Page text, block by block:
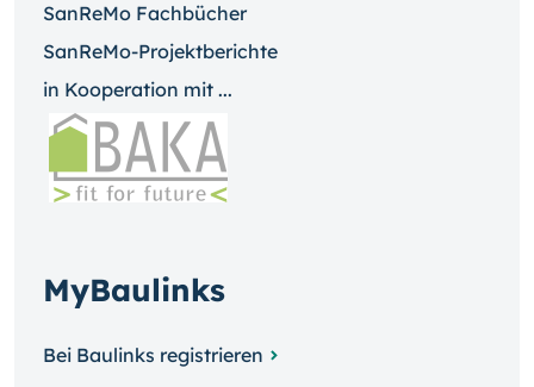
SanReMo Fachbücher
SanReMo-Projektberichte
in Kooperation mit ...
MyBaulinks
Bei Baulinks registrieren